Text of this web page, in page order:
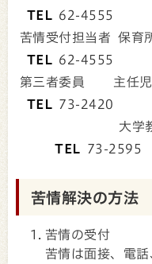
TEL 62-4555
苦情受付担当者 保
TEL 62-4555
第三者委員 主任
TEL 73-2420
大学教
TEL 73-2595
苦情解決の方法
苦情の受付
苦情は面接、電